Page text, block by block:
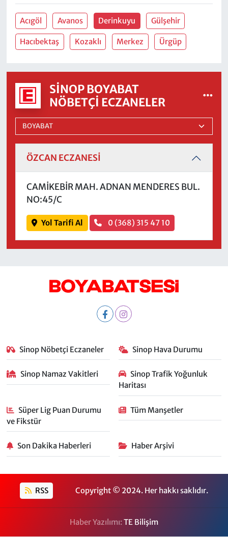
Acıgöl Avanos Derinkuyu Gülşehir
Hacıbektaş Kozaklı Merkez Ürgüp
SINOP BOYABAT
NÖBETÇI ECZANELER
ÖZCAN ECZANESİ
CAMİKEBİR MAH. ADNAN MENDERES BUL.
NO:45/C
Yol Tarifi Al 0 (368) 315 47 10
Sinop Nöbetçi Eczaneler Sinop Hava Durumu
Sinop Namaz Vakitleri
Sinop Trafik Yoğunluk
Haritası
Süper Lig Puan Durumu
ve Fikstür
Tüm Manşetler
Son Dakika Haberleri Haber Arşivi
RSS Copyright © 2024. Her hakkı saklıdır.
Haber Yazılımı:TE Bilişim